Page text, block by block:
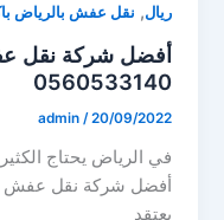
ريال, نقل عفش بالرياض
أفضل شركة نقل
0560533140
admin /20/09/2022
في الرياض يحتاج
أفضل شركة نقل عفش
يعتقد